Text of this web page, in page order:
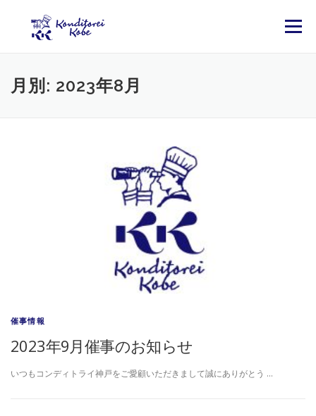
メニュー
月別: 2023年8月
催事情報
2023年9月催事のお知らせ
いつもコンディトライ神戸をご愛顧いただきまして誠にありがとう …